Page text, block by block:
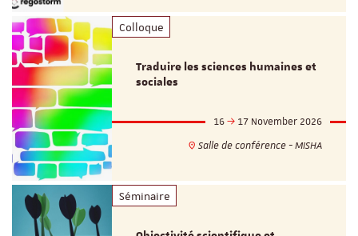
Colloque
Traduire les sciences humaines et
sociales
16
17 November 2026
Salle de conférence - MISHA
Séminaire